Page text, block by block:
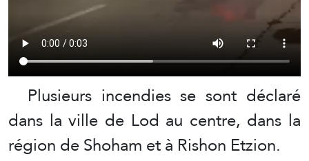
Plusieurs incendies se sont déclaré
dans la ville de Lod au centre, dans la
région de Shoham et à Rishon Etzion.